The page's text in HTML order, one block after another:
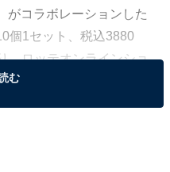
がコラボレーションした
個1セット、税込3880
、ロッテオンラインショ
されます。
む